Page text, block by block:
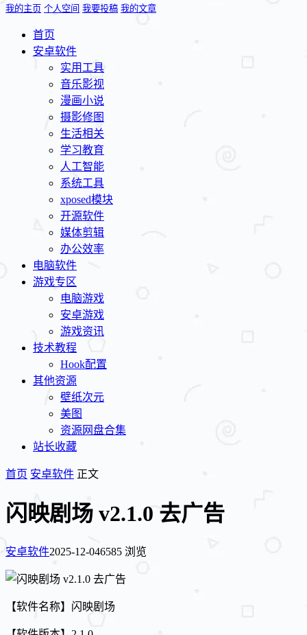
我的主页 个人空间 我要投稿 我的文章
首页
安卓软件
实用工具
音乐影视
漫画小说
摄影修图
生活相关
学习教育
人工智能
系统工具
xposed模块
开源软件
媒体剪辑
办公效率
电脑软件
游戏专区
电脑游戏
安卓游戏
游戏资讯
技术教程
Hook配置
其他资源
壁纸次元
美图
资源网盘合集
站长收藏
首页 安卓软件 正文
闪映剧场 v2.1.0 去广告
安卓软件2025-12-046585 浏览
【软件名称】闪映剧场